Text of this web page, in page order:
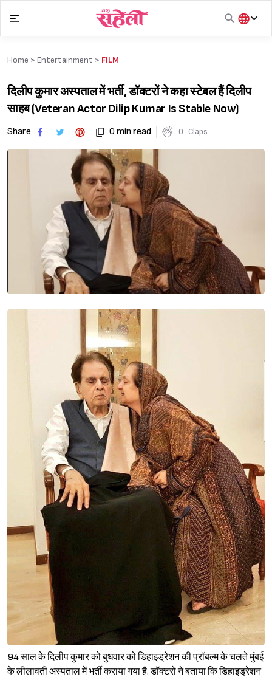
content
हिंदी
Home > Entertainment > FILM
दिलीप कुमार अस्पताल में भर्ती, डॉक्टरों ने कहा स्टेबल हैं दिलीप
साहब (Veteran Actor Dilip Kumar Is Stable Now)
Share 0 min read 0 Claps
94 साल के दिलीप कुमार को बुधवार को डिहाइड्रेशन की प्रॉबल्म के चलते मुंबई
के लीलावती अस्पताल में भर्ती कराया गया है. डॉक्टरों ने बताया कि डिहाइड्रेशन